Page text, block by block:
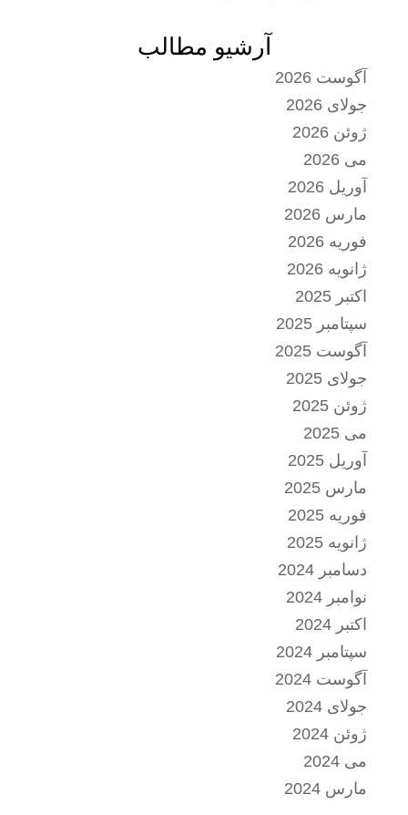
آرشیو مطالب
آگوست 2026
جولای 2026
ژوئن 2026
می 2026
آوریل 2026
مارس 2026
فوریه 2026
ژانویه 2026
اکتبر 2025
سپتامبر 2025
آگوست 2025
جولای 2025
ژوئن 2025
می 2025
آوریل 2025
مارس 2025
فوریه 2025
ژانویه 2025
دسامبر 2024
نوامبر 2024
اکتبر 2024
سپتامبر 2024
آگوست 2024
جولای 2024
ژوئن 2024
می 2024
مارس 2024